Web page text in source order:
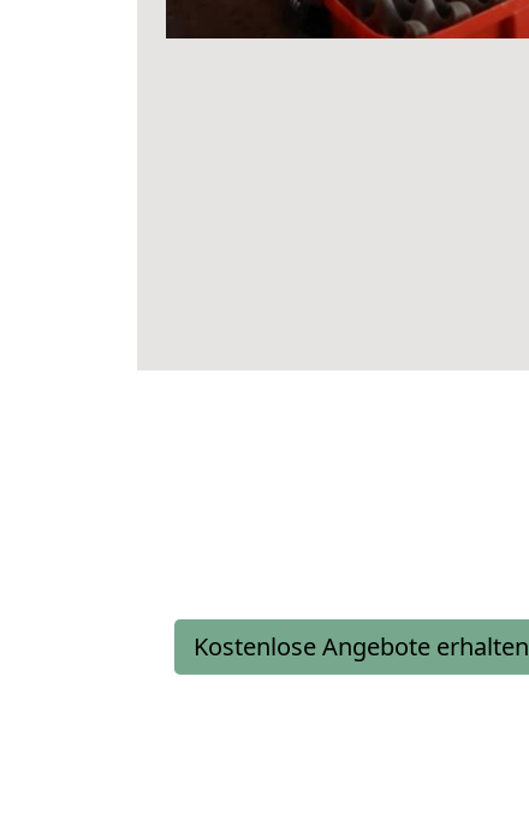
Kostenlose Angebote erhalten